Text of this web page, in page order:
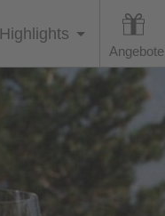
Highlights
Angebote